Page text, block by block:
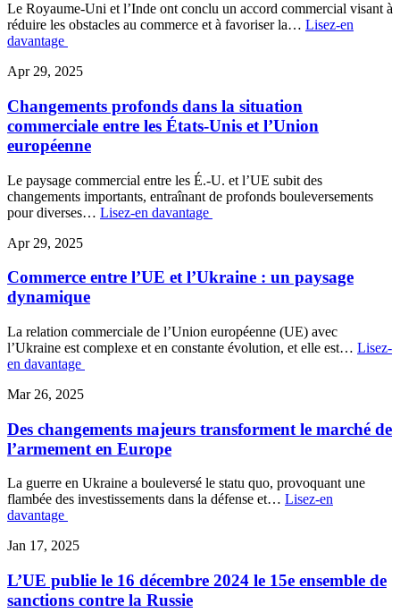
Le Royaume-Uni et l’Inde ont conclu un accord commercial visant à
réduire les obstacles au commerce et à favoriser la… Lisez-en
davantage
Apr 29, 2025
Changements profonds dans la situation
commerciale entre les États-Unis et l’Union
européenne
Le paysage commercial entre les É.-U. et l’UE subit des
changements importants, entraînant de profonds bouleversements
pour diverses… Lisez-en davantage
Apr 29, 2025
Commerce entre l’UE et l’Ukraine : un paysage
dynamique
La relation commerciale de l’Union européenne (UE) avec
l’Ukraine est complexe et en constante évolution, et elle est… Lisez-
en davantage
Mar 26, 2025
Des changements majeurs transforment le marché de
l’armement en Europe
La guerre en Ukraine a bouleversé le statu quo, provoquant une
flambée des investissements dans la défense et… Lisez-en
davantage
Jan 17, 2025
L’UE publie le 16 décembre 2024 le 15e ensemble de
sanctions contre la Russie